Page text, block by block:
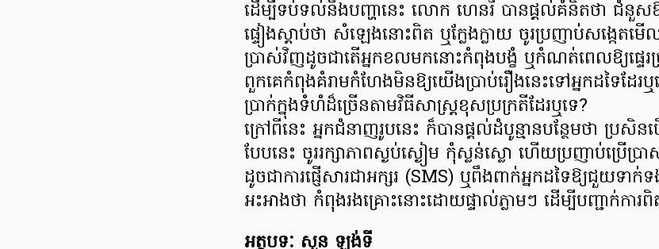
ដើម្បីទប់ទល់នឹងបញ្ហានេះ លោក ហេនរី បានផ្តល់គំនិតថា ជំនួសឱ្
ផ្ទៀងស្ដាប់ថា សំឡេងនោះពិត ឬក្លែងក្លាយ ចូរប្រញាប់សង្កេតមើ
ប្រាស់វិញដូចជាតើអ្នកខលមកនោះកំពុងបង្ខំ ឬកំណត់ពេលឱ្យផ្ទេរប្រ
ពួកគេកំពុងគំរាមកំហែងមិនឱ្យយើងប្រាប់រឿងនេះទៅអ្នកដទៃដែរឬទ
ប្រាក់ក្នុងទំហំដ៏ច្រើនតាមវិធីសាស្ត្រខុសប្រក្រតីដែរឬទេ?
ក្រៅពីនេះ អ្នកជំនាញរូបនេះ ក៏បានផ្តល់ដំបូន្មានបន្ថែមថា ប្រ
បែបនេះ ចូររក្សាភាពស្ងប់ស្ងៀម កុំស្លន់ស្លោ ហើយប្រញាប់ប្រើប្
ដូចជាការផ្ញើសារជាអក្សរ (SMS) ឬពឹងពាក់អ្នកដទៃឱ្យជួយទា
អះអាងថា កំពុងរងគ្រោះនោះដោយផ្ទាល់ភ្លាមៗ ដើម្បីបញ្ជាក់ការ
អត្ថបទៈ សួន ឡង់ទី